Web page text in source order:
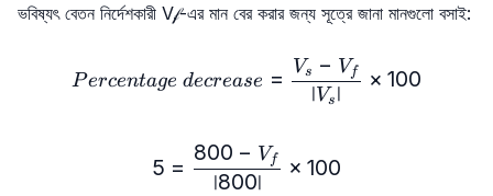
ভবিষ্যৎ বেতন নির্দেশকারী V𝒻-এর মান বের করার জন্য সূত্রে জানা মানগুলো বসাই:
Percentage\
Percentage decrease =
∣Vs ∣
Vs − Vf × 100
5=\frac{800-
5 =
∣800∣
800 − Vf × 100